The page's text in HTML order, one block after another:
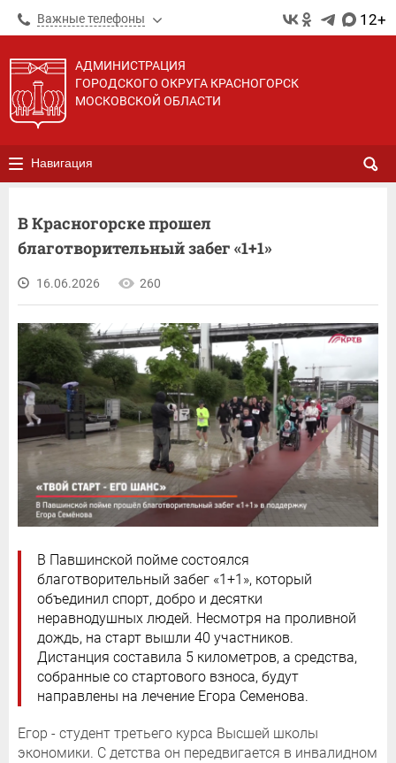
Важные телефоны 12+
АДМИНИСТРАЦИЯ
ГОРОДСКОГО ОКРУГА КРАСНОГОРСК
МОСКОВСКОЙ ОБЛАСТИ
Навигация
В Красногорске прошел
благотворительный забег «1+1»
16.06.2026 260
В Павшинской пойме состоялся
благотворительный забег «1+1», который
объединил спорт, добро и десятки
неравнодушных людей. Несмотря на проливной
дождь, на старт вышли 40 участников.
Дистанция составила 5 километров, а средства,
собранные со стартового взноса, будут
направлены на лечение Егора Семенова.
Егор - студент третьего курса Высшей школы
экономики. С детства он передвигается в инвалидном